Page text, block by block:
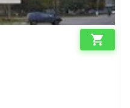
shopping_cart